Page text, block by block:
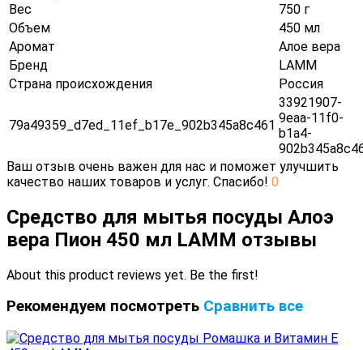
Вес
750 г
Объем
450 мл
Аромат
Алое вера
Бренд
LAMM
Страна происхождения
Россия
79a49359_d7ed_11ef_b17e_902b345a8c461
33921907-
9eaa-11f0-
b1a4-
Ваш отзыв очень важен для нас и поможет улучшить
качество наших товаров и услуг. Спасибо! 0
Средство для мытья посуды Алоэ
вера Пион 450 мл LAMM отзывы
About this product reviews yet. Be the first!
Рекомендуем посмотреть Сравнить все